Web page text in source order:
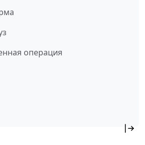
операция